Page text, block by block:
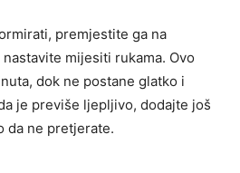
premjestite ga na
mijesiti rukama. Ovo
dok ne postane glatko i
je previše ljepljivo, dodajte još
da ne pretjerate.